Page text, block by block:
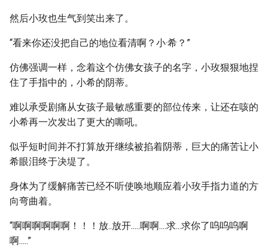
然后小玫也生气到笑出来了。
“看来你还没把自己的地位看清啊？小·希？”
仿佛强调一样，念着这个仿佛女孩子的名字，小玫狠狠地捏
住了手指中的，小希的阴蒂。
难以承受剧痛从女孩子最敏感重要的部位传来，让还在咳的
小希再一次发出了更大的嘶吼。
似乎短时间并不打算放开继续被掐着阴蒂，巨大的痛苦让小
希眼泪终于决堤了。
身体为了缓解痛苦已经不听使唤地顺应着小玫手指力道的方
向弯曲着。
“啊啊啊啊啊啊！！！放..放开.....啊啊....求...求你了呜呜呜啊
啊.....”